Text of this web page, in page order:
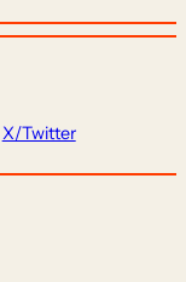
X/Twitter